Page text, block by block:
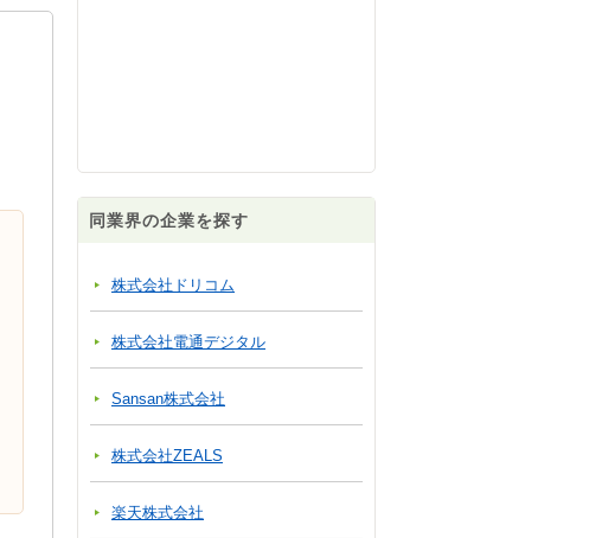
同業界の企業を探す
株式会社ドリコム
株式会社電通デジタル
Sansan株式会社
株式会社ZEALS
楽天株式会社